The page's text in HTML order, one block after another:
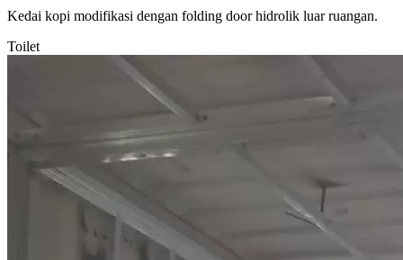
Kedai kopi modifikasi dengan folding door hidrolik luar ruangan.
Toilet